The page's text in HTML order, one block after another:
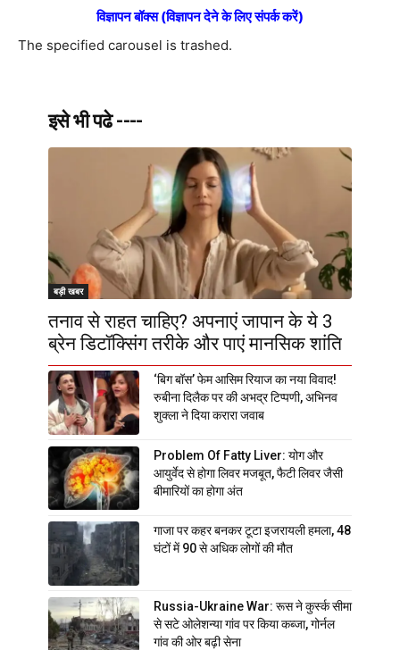
विज्ञापन बॉक्स (विज्ञापन देने के लिए संपर्क करें)
The specified carousel is trashed.
इसे भी पढे ----
बड़ी खबर
तनाव से राहत चाहिए? अपनाएं जापान के ये 3
ब्रेन डिटॉक्सिंग तरीके और पाएं मानसिक शांति
‘बिग बॉस’ फेम आसिम रियाज का नया विवाद!
रुबीना दिलैक पर की अभद्र टिप्पणी, अभिनव
शुक्ला ने दिया करारा जवाब
Problem Of Fatty Liver: योग और
आयुर्वेद से होगा लिवर मजबूत, फैटी लिवर जैसी
बीमारियों का होगा अंत
गाजा पर कहर बनकर टूटा इजरायली हमला, 48
घंटों में 90 से अधिक लोगों की मौत
Russia-Ukraine War: रूस ने कुर्स्क सीमा
से सटे ओलेशन्या गांव पर किया कब्जा, गोर्नल
गांव की ओर बढ़ी सेना